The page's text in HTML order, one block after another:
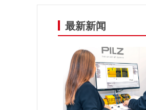
最新新闻